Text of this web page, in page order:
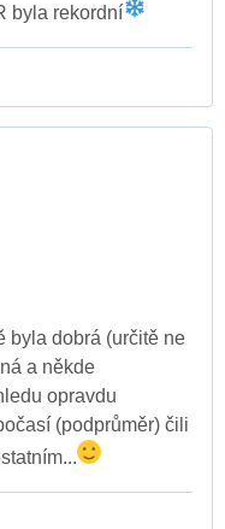
byla rekordní
byla dobrá (určitě ne
a někde
opravdu
(podprůměr) čili